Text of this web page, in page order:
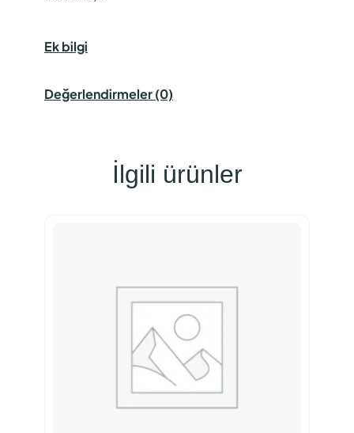
Ek bilgi
Değerlendirmeler (0)
İlgili ürünler